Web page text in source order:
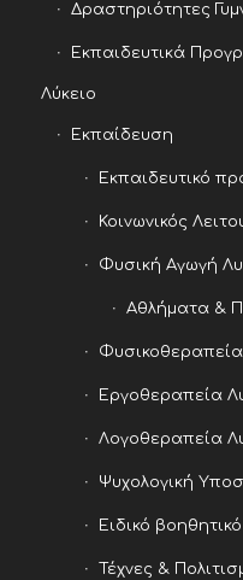
Δραστηριότητες
Εκπαιδευτικά
Λύκειο
Εκπαίδευση
Εκπαιδευτικό
Κοινωνικός
Φυσική Αγωγή
Αθλήματα &
Φυσικοθεραπεία
Εργοθεραπεία
Λογοθεραπεία
Ψυχολογική
Ειδικό
Τέχνες &